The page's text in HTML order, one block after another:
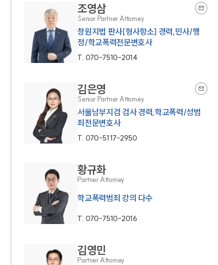
조영삼
Senior Partner Attorney
창원지법 판사[형사항소] 경력,민사/행
정/학교폭력전문변호사
T. 070-7510-2014
김은영
Senior Partner Attorney
서울남부지검 검사 경력,학교폭력/성범
죄전문변호사
T. 070-5117-2950
황규화
Partner Attorney
학교폭력범죄 강의 다수
T. 070-7510-2016
김영민
Partner Attorney